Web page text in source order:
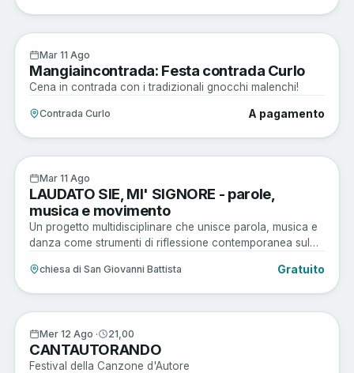
Enogastronomia
AGO
Mar 11 Ago
Mangiaincontrada: Festa contrada Curlo
Cena in contrada con i tradizionali gnocchi malenchi!
Contrada Curlo A pagamento
Arte e Cultura
Mar 11 Ago
LAUDATO SIE, MI' SIGNORE - parole,
musica e movimento
Un progetto multidisciplinare che unisce parola, musica e
danza come strumenti di riflessione contemporanea sul
chiesa di San Giovanni Battista Gratuito
Musica e Spettacoli
Mer 12 Ago · 21,00
CANTAUTORANDO
Festival della Canzone d'Autore